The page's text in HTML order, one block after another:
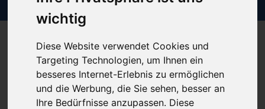
wichtig
Diese Website verwendet Cookies und
Targeting Technologien, um Ihnen ein
besseres Internet-Erlebnis zu ermöglichen
und die Werbung, die Sie sehen, besser an
Ihre Bedürfnisse anzupassen. Diese
Produkt empfehlen
Kein Preis bekannt